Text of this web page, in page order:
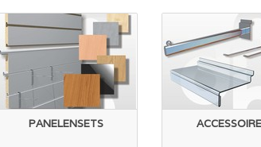
PANELENSETS